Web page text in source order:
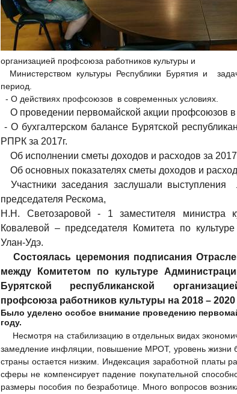
организацией профсоюза работников культуры и
Министерством культуры Республики Бурятия и
период.
- О действиях профсоюзов в современных условиях.
О проведении первомайской акции профсоюзов в
- О бухгалтерском балансе Бурятской
РПРК за 2017г.
Об исполнении сметы доходов и расходов за
Об основных показателях сметы доходов и
Участники заседания заслушали выступления
председателя Рескома,
Н.Н. Светозаровой - 1 заместителя министра
Ковалевой – председателя Комитета по
Улан-Удэ.
Состоялась церемония подписания
между Комитетом по культуре
Бурятской республиканской
профсоюза работников культуры на 2018 – 2020
Было уделено особое внимание проведению
году.
Несмотря на стабилизацию в отдельных видах
замедление инфляции, повышение МРОТ, уровень жизни
страны остается низким. Индексация заработной платы
сферы не компенсирует падение покупательной
размеры пособия по безработице. Много вопросов